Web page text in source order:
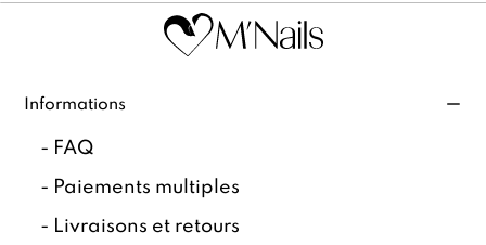
Informations
- FAQ
- Paiements multiples
- Livraisons et retours